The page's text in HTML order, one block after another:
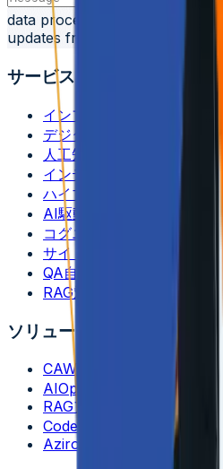
data processing terms.
I
updates from Aziro.
サービス
インフラストラクチャ・エ
デジタル・エンジニアリング
人工知能
インテリジェント・ネット
ハイブリッド＆マルチクラ
AI駆動型 DevSecOps
コグニティブ・エンタープ
サイト信頼性エンジニアリ
QA自動化
RAG対応サポート機能
ソリューション
CAWI.ai チャットボット
AIOps
RAGアプリケーション
CodeLedger
Aziron